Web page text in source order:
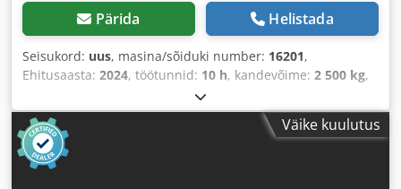
Pärida Helistada
Seisukord: uus, masina/sõiduki number: 16201,
Ehitusaasta: 2024, töötunnid: 10 h, kandevõime: 2 500 kg,
, vaba tõstekõrgus:
koormekese:500 mm, ehituskõrgus:2 230 mm, kahvli
pikkus:1 200 mm , eesrattarehvi suurus:28x9-15 Sit,
tagumise rehvi suurus:
kg,
Väike kuulutus